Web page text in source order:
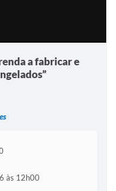
a fabricar e
às 12h00